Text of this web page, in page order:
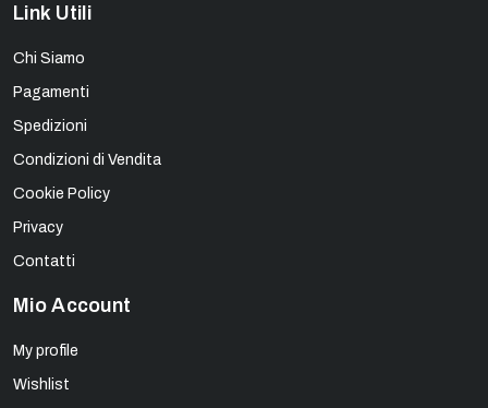
Link Utili
Chi Siamo
Pagamenti
Spedizioni
Condizioni di Vendita
Cookie Policy
Privacy
Contatti
Mio Account
My profile
Wishlist